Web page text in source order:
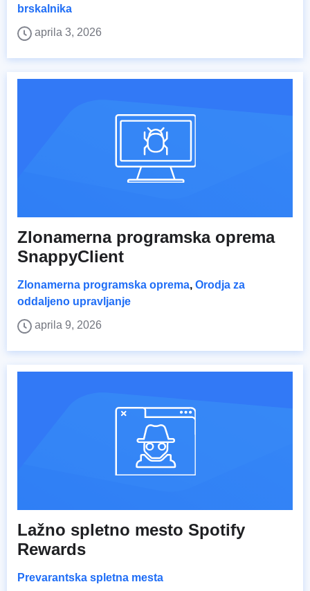
brskalnika
aprila 3, 2026
Zlonamerna programska oprema
SnappyClient
Zlonamerna programska oprema, Orodja za
oddaljeno upravljanje
aprila 9, 2026
Lažno spletno mesto Spotify
Rewards
Prevarantska spletna mesta